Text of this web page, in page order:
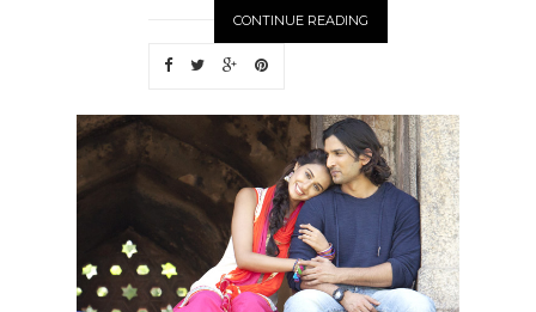
CONTINUE READING